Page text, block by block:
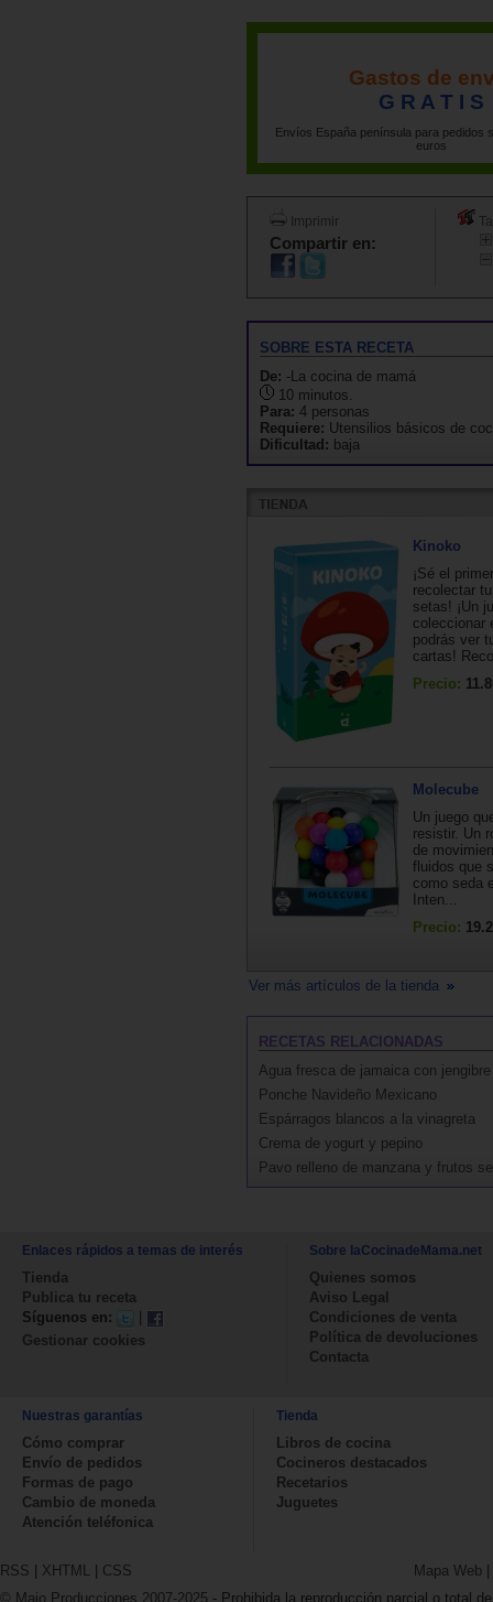
Gastos de
G R A T I S
Envíos España península para pedidos
euros
Imprimir
Compartir en:
SOBRE ESTA RECETA
De: -La cocina de mamá
10 minutos.
Para: 4 personas
Requiere: Utensilios básicos de
Dificultad: baja
Kinoko
¡Sé el
recolectar
setas! ¡Un
coleccionar
podrás ver
cartas!
Precio:
Molecube
Un juego
resistir. Un
de
fluidos que
como seda
Inten...
Precio:
Ver más artículos de la tienda
RECETAS RELACIONADAS
Agua fresca de jamaica con jengibre
Ponche Navideño Mexicano
Espárragos blancos a la vinagreta
Crema de yogurt y pepino
Pavo relleno de manzana y frutos
Enlaces rápidos a temas de interés
Tienda
Publica tu receta
Síguenos en:
Gestionar cookies
Sobre laCocinadeMama.net
Quienes somos
Aviso Legal
Condiciones de venta
Política de devoluciones
Contacta
Nuestras garantías
Cómo comprar
Envío de pedidos
Formas de pago
Cambio de moneda
Atención teléfonica
Tienda
Libros de cocina
Cocineros destacados
Recetarios
Juguetes
RSS XHTML CSS Mapa Web
© Majo Producciones 2007-2025 - Prohibida la reproducción parcial o total